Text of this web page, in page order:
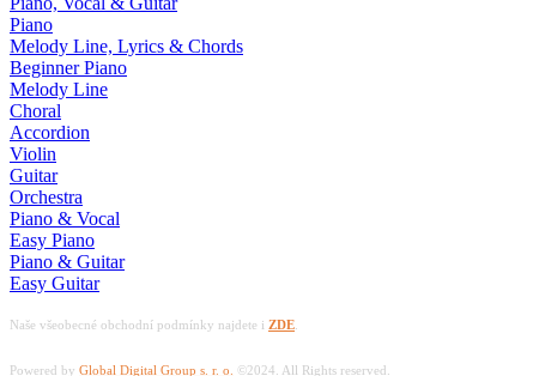
Piano
Melody Line, Lyrics & Chords
Beginner Piano
Melody Line
Choral
Accordion
Violin
Guitar
Orchestra
Piano & Vocal
Easy Piano
Piano & Guitar
Easy Guitar
Naše všeobecné obchodní podmínky najdete i ZDE
Powered by Global Digital Group s. r. o. ©2024. All Rights reserved.